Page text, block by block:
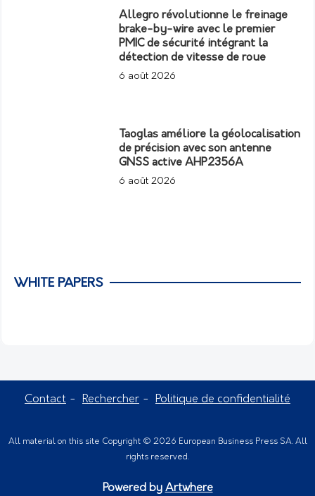
Allegro révolutionne le freinage
brake-by-wire avec le premier
PMIC de sécurité intégrant la
détection de vitesse de roue
6 août 2026
Taoglas améliore la géolocalisation
de précision avec son antenne
GNSS active AHP2356A
6 août 2026
WHITE PAPERS
Contact Rechercher Politique de confidentialité
All material on this site Copyright © 2026 European Business Press SA. All
rights reserved.
Powered by Artwhere